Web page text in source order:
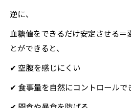
逆に、
血糖値をできるだけ安定させる＝
とができると、
✔ 空腹を感じにくい
✔ 食事量を自然にコントロールで